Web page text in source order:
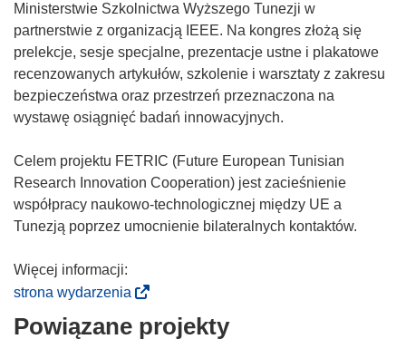
Ministerstwie Szkolnictwa Wyższego Tunezji w
partnerstwie z organizacją IEEE. Na kongres złożą się
prelekcje, sesje specjalne, prezentacje ustne i plakatowe
recenzowanych artykułów, szkolenie i warsztaty z zakresu
bezpieczeństwa oraz przestrzeń przeznaczona na
wystawę osiągnięć badań innowacyjnych.
Celem projektu FETRIC (Future European Tunisian
Research Innovation Cooperation) jest zacieśnienie
współpracy naukowo-technologicznej między UE a
Tunezją poprzez umocnienie bilateralnych kontaktów.
Więcej informacji:
strona wydarzenia
d
Powiązane projekty